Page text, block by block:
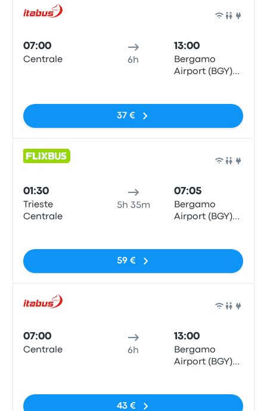
07:00
Centrale 6h
13:00
Bergamo
Airport (BGY)
37 €
01:30
Trieste
Centrale
5h 35m
07:05
Bergamo
Airport (BGY)
59 €
07:00
Centrale 6h
13:00
Bergamo
Airport (BGY)
43 €